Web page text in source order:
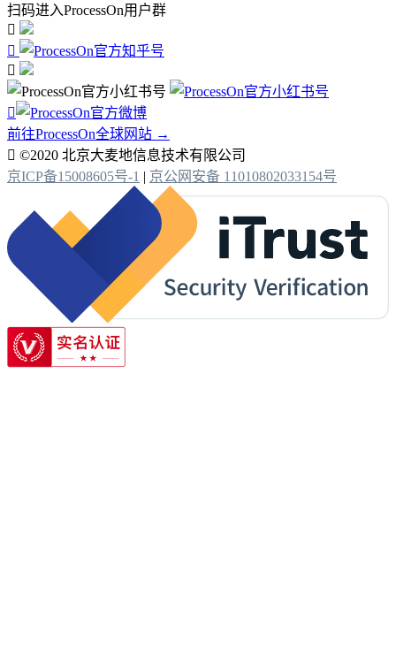
扫码进入ProcessOn用户群




前往ProcessOn全球网站 →
 ©2020 北京大麦地信息技术有限公司
京ICP备15008605号-1 | 京公网安备 11010802033154号